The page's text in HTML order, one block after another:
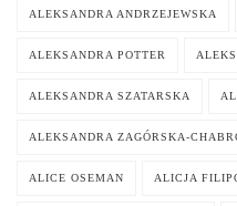
ALEKSANDRA ANDRZEJEWSKA
ALEKSANDRA POTTER
ALEKSANDRA SZATARSKA
ALEKSANDRA ZAGÓRSKA-
ALICE OSEMAN ALICJA